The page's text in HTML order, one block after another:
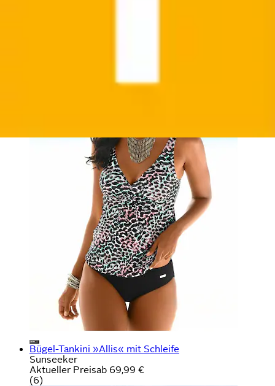
Bügel-Tankini »Allis« mit Schleife
Sunseeker
Aktueller Preisab 69,99 €
(6)